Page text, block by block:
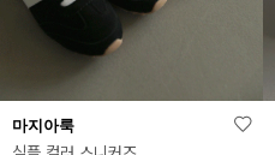
마지아룩